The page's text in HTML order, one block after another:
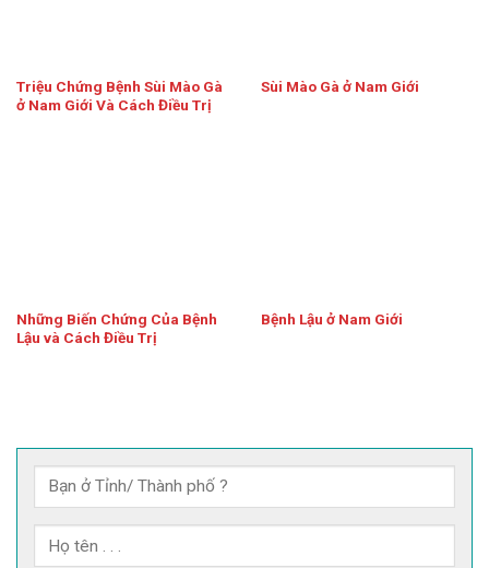
Triệu Chứng Bệnh Sùi Mào Gà
ở Nam Giới Và Cách Điều Trị
Sùi Mào Gà ở Nam Giới
Những Biến Chứng Của Bệnh
Lậu và Cách Điều Trị
Bệnh Lậu ở Nam Giới